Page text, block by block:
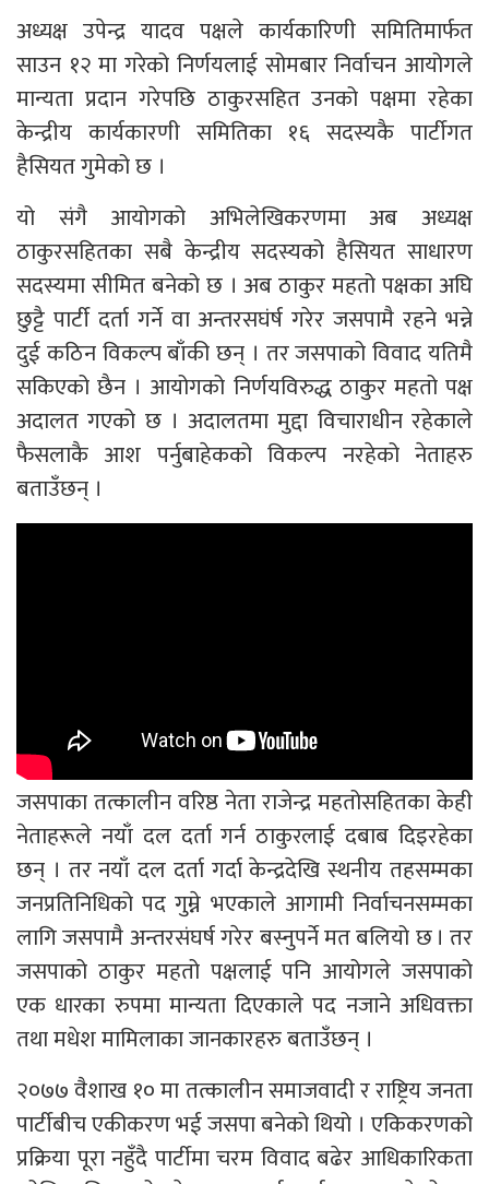
अध्यक्ष उपेन्द्र यादव पक्षले कार्यकारिणी समितिमार्फत
साउन १२ मा गरेको निर्णयलाई सोमबार निर्वाचन आयोगले
मान्यता प्रदान गरेपछि ठाकुरसहित उनको पक्षमा रहेका
केन्द्रीय कार्यकारणी समितिका १६ सदस्यकै पार्टीगत
हैसियत गुमेको छ ।
यो संगै आयोगको अभिलेखिकरणमा अब अध्यक्ष
ठाकुरसहितका सबै केन्द्रीय सदस्यको हैसियत साधारण
सदस्यमा सीमित बनेको छ । अब ठाकुर महतो पक्षका अघि
छुट्टै पार्टी दर्ता गर्ने वा अन्तरसघंर्ष गरेर जसपामै रहने भन्ने
दुई कठिन विकल्प बाँकी छन् । तर जसपाको विवाद यतिमै
सकिएको छैन । आयोगको निर्णयविरुद्ध ठाकुर महतो पक्ष
अदालत गएको छ । अदालतमा मुद्दा विचाराधीन रहेकाले
फैसलाकै आश पर्नुबाहेकको विकल्प नरहेको नेताहरु
बताउँछन् ।
जसपाका तत्कालीन वरिष्ठ नेता राजेन्द्र महतोसहितका केही
नेताहरूले नयाँ दल दर्ता गर्न ठाकुरलाई दबाब दिइरहेका
छन् । तर नयाँ दल दर्ता गर्दा केन्द्रदेखि स्थनीय तहसम्मका
जनप्रतिनिधिको पद गुम्ने भएकाले आगामी निर्वाचनसम्मका
लागि जसपामै अन्तरसंघर्ष गरेर बस्नुपर्ने मत बलियो छ । तर
जसपाको ठाकुर महतो पक्षलाई पनि आयोगले जसपाको
एक धारका रुपमा मान्यता दिएकाले पद नजाने अधिवक्ता
तथा मधेश मामिलाका जानकारहरु बताउँछन् ।
२०७७ वैशाख १० मा तत्कालीन समाजवादी र राष्ट्रिय जनता
पार्टीबीच एकीकरण भई जसपा बनेको थियो । एकिकरणको
प्रक्रिया पूरा नहुँदै पार्टीमा चरम विवाद बढेर आधिकारिकता